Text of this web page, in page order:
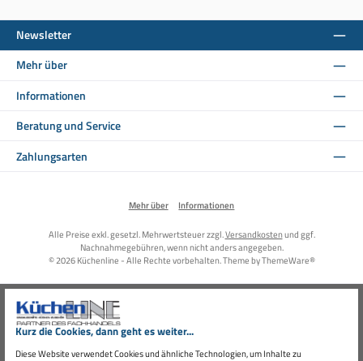
Kurz die Cookies, dann geht es weiter...
Diese Website verwendet Cookies und ähnliche Technologien, um Inhalte zu
Newsletter
Mehr über
Informationen
Beratung und Service
Zahlungsarten
Mehr über Informationen
Alle Preise exkl. gesetzl. Mehrwertsteuer zzgl.Versandkostenund ggf.
Nachnahmegebühren, wenn nicht anders angegeben.
© 2026 Küchenline - Alle Rechte vorbehalten. Theme byThemeWare®